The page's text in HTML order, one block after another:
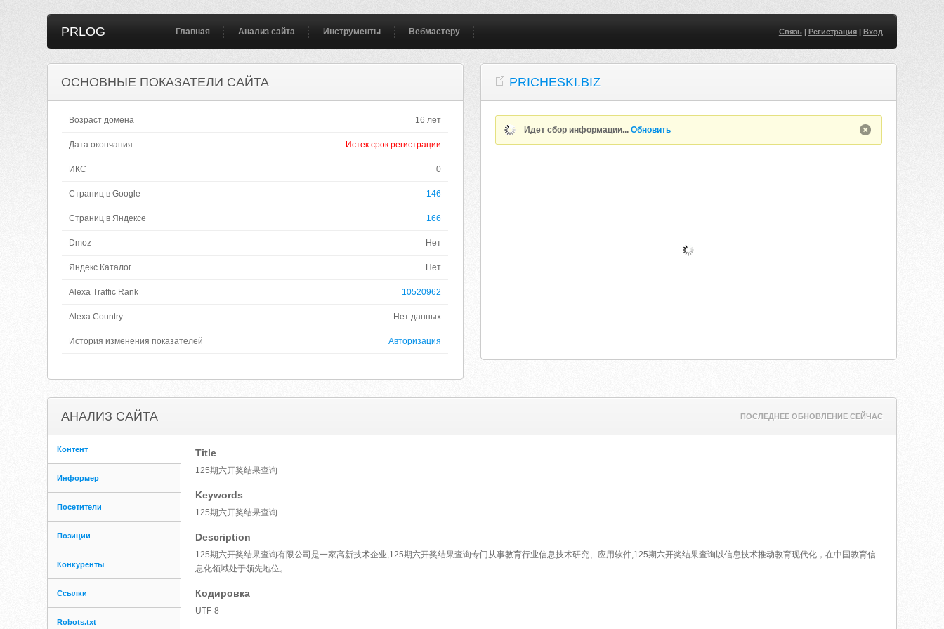
PRLOG Главная Анализ сайта Инструменты Вебмастеру Связь| Регистрация| Вход
ОСНОВНЫЕ ПОКАЗАТЕЛИ САЙТА
Возраст домена 16 лет
Дата окончания Истек срок регистрации
ИКС 0
Страниц в Google 146
Страниц в Яндексе 166
Dmoz Нет
Яндекс Каталог Нет
Alexa Traffic Rank 10520962
Alexa Country Нет данных
История изменения показателей Авторизация
PRICHESKI.BIZ
Идет сбор информации...Обновить
АНАЛИЗ САЙТА ПОСЛЕДНЕЕ ОБНОВЛЕНИЕ СЕЙЧАС
Контент
Информер
Посетители
Позиции
Конкуренты
Ссылки
Robots.txt
Title
125期六开奖结果查询
Keywords
125期六开奖结果查询
Description
125期六开奖结果查询有限公司是一家高新技术企业,125期六开奖结果查询专门从事教育行业信息技术研究、应用软件,125期六开奖结果查询以信息技术推动教育现代化，在中国教育信
息化领域处于领先地位。
Кодировка
UTF-8